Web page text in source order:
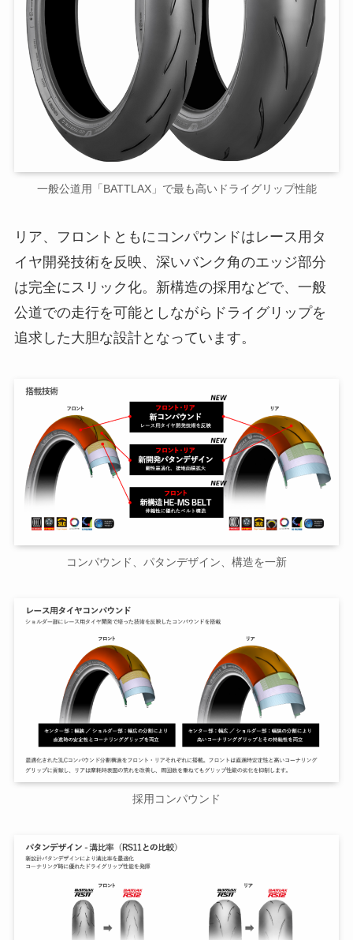
一般公道用「BATTLAX」で最も高いドライグリップ性能
リア、フロントともにコンパウンドはレース用タ
イヤ開発技術を反映、深いバンク角のエッジ部分
は完全にスリック化。新構造の採用などで、一般
公道での走行を可能としながらドライグリップを
追求した大胆な設計となっています。
コンパウンド、パタンデザイン、構造を一新
採用コンパウンド